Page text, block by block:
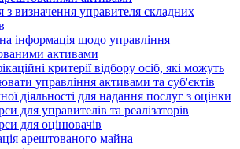
з визначення управителя складних
інформація щодо управління
активами
критерії відбору осіб, які можуть
управління активами та суб'єктів
діяльності для надання послуг з оцінки
для управителів та реалізаторів
для оцінювачів
арештованого майна